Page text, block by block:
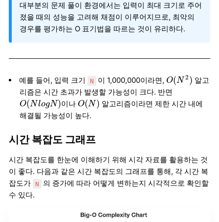
대부분의 문제 풀이 환경에서는 입력이 최대 크기로 주어
졌을 때의 성능을 고려해 채점이 이루어지므로, 최악의
경우를 평가하는 O 표기법을 따르는 것이 유리하다.
예를 들어, 입력 크기 N 이 1,000,000이라면, O(N 2)
O(N2) 알고
리즘은 시간 초과가 발생할 가능성이 크다. 반면
O(NlogN)
O(Nlo gN) 이나 O(N)
O(N) 알고리즘이라면 제한 시간 내에
해결될 가능성이 높다.
시간 복잡도 그래프
시간 복잡도를 한눈에 이해하기 위해 시각 자료를 활용하는 것
이 좋다. 다음과 같은 시간 복잡도의 그래프를 통해, 각 시간 복
잡도가
N
의 증가에 따라 어떻게 변하는지 시각적으로 확인할
수 있다.